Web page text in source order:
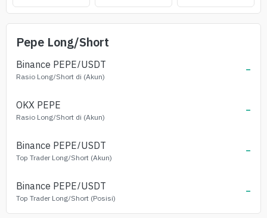
Pepe Long/Short
Binance PEPE/USDT
Rasio Long/Short di (Akun) -
OKX PEPE
Rasio Long/Short di (Akun) -
Binance PEPE/USDT
Top Trader Long/Short (Akun) -
Binance PEPE/USDT
Top Trader Long/Short (Posisi) -